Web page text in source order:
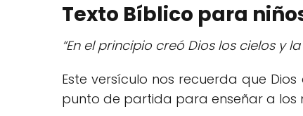
Texto Bíblico para
“En el principio creó Dios los cielos y la
Este versículo nos recuerda que
punto de partida para enseñar a los